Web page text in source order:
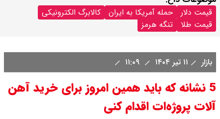
قیمت دلار حمله آمریکا به ایران
کالابرگ الکترونیکی
قیمت طلا
تنگه هرمز
بازار ۱۱ تیر ۱۴۰۴
5 نشانه که باید همین امروز برای خرید آهن
آلات پروژه‌ات اقدام کنی